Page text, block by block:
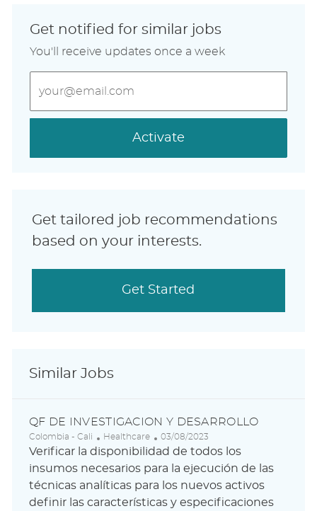
Get notified for similar jobs
You'll receive updates once a week
Email
address
Activate
Get tailored job recommendations
based on your interests.
Get Started
Similar Jobs
QF DE INVESTIGACION Y DESARROLLO
L
o
a
t
i
Colombia - Cali
C
a
e
g
o
Healthcare
P
o
t
e
d
03/08/2023
Verificar la disponibilidad de todos los
insumos necesarios para la ejecución de las
técnicas analíticas para los nuevos activos
definir las características y especificaciones